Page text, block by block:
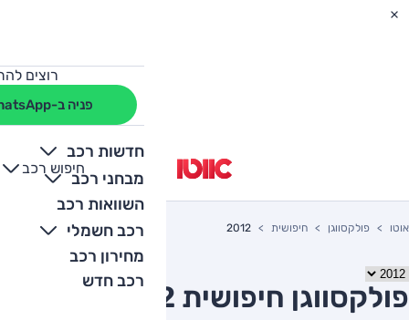
רוצים
פניה ב-WhatsApp
חדשות רכב
מבחני רכב
השוואות רכב
רכב חשמלי
מחירון רכב
רכב חדש
חיפוש רכב
+
-
אוטו פולקסווגן חיפושית 2012
פולקסווגן חיפושית 2012 יד שניה